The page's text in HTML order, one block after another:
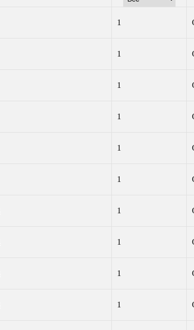
1
1
1
1
1
1
1
1
1
1